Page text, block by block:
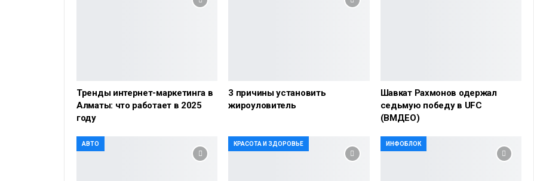
Тренды интернет-маркетинга в
Алматы: что работает в 2025
году
3 причины установить
жироуловитель
Шавкат Рахмонов одержал
седьмую победу в UFC
(ВМДЕО)
АВТО КРАСОТА И ЗДОРОВЬЕ ИНФОБЛОК